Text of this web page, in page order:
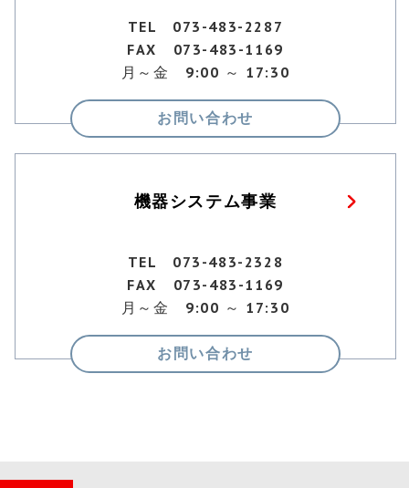
TEL 073-483-2287
FAX 073-483-1169
月～金 9:00 ～ 17:30
お問い合わせ
機器システム事業
TEL 073-483-2328
FAX 073-483-1169
月～金 9:00 ～ 17:30
お問い合わせ